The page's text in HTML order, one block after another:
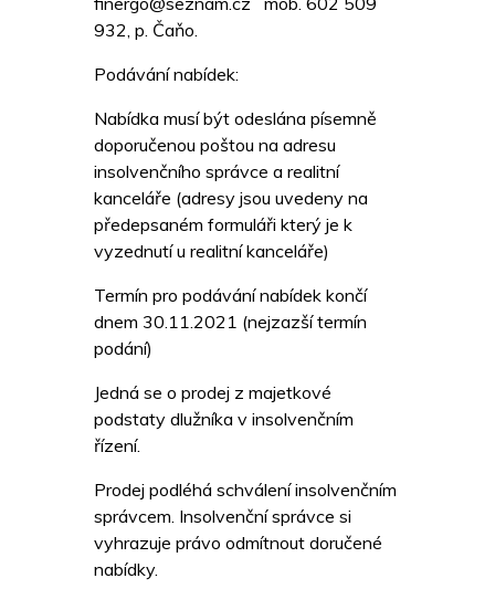
932, p. Čaňo.
Podávání nabídek:
Nabídka musí být odeslána písemně
doporučenou poštou na adresu
insolvenčního správce a realitní
kanceláře (adresy jsou uvedeny na
předepsaném formuláři který je k
vyzednutí u realitní kanceláře)
Termín pro podávání nabídek končí
dnem 30.11.2021 (nejzazší termín
podání)
Jedná se o prodej z majetkové
podstaty dlužníka v insolvenčním
řízení.
Prodej podléhá schválení insolvenčním
správcem. Insolvenční správce si
vyhrazuje právo odmítnout doručené
nabídky.